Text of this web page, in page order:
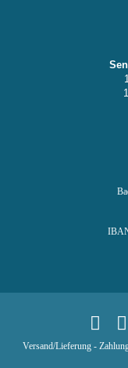
Versand/Lieferung-